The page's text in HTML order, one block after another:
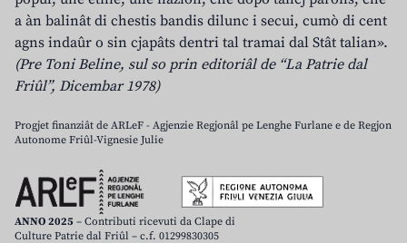
a àn balinât di chestis bandis dilunc i secui, cumò di cent
agns indaûr o sin cjapâts dentri tal tramai dal Stât talian».
(Pre Toni Beline, sul so prin editoriâl de “La Patrie dal
Friûl”, Dicembar 1978)
Progjet finanziât de ARLeF - Agjenzie Regjonâl pe Lenghe Furlane e de Regjon
Autonome Friûl-Vignesie Julie
ANNO 2025 – Contributi ricevuti da Clape di
Culture Patrie dal Friûl – c.f. 01299830305